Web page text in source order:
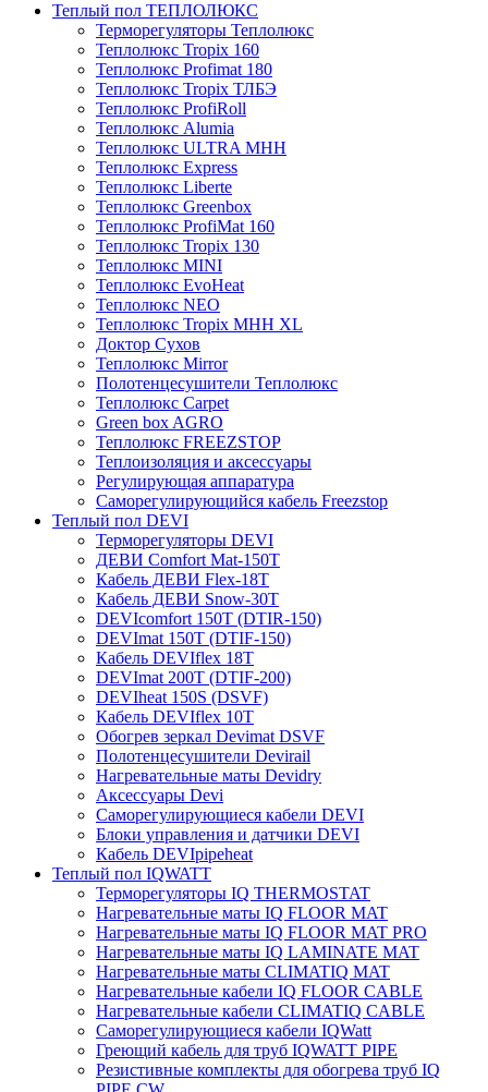
Теплый пол ТЕПЛОЛЮКС
Терморегуляторы Теплолюкс
Теплолюкс Tropix 160
Теплолюкс Profimat 180
Теплолюкс Tropix ТЛБЭ
Теплолюкс ProfiRoll
Теплолюкс Alumia
Теплолюкс ULTRA МНН
Теплолюкс Express
Теплолюкс Liberte
Теплолюкс Greenbox
Теплолюкс ProfiMat 160
Теплолюкс Tropix 130
Теплолюкс MINI
Теплолюкс EvoHeat
Теплолюкс NEO
Теплолюкс Tropix МНН XL
Доктор Сухов
Теплолюкс Mirror
Полотенцесушители Теплолюкс
Теплолюкс Carpet
Green box AGRO
Теплолюкс FREEZSTOP
Теплоизоляция и аксессуары
Регулирующая аппаратура
Cаморегулирующийся кабель Freezstop
Теплый пол DEVI
Терморегуляторы DEVI
ДЕВИ Comfort Mat-150T
Кабель ДЕВИ Flex-18T
Кабель ДЕВИ Snow-30T
DEVIcomfort 150T (DTIR-150)
DEVImat 150T (DTIF-150)
Кабель DEVIflex 18T
DEVImat 200T (DTIF-200)
DEVIheat 150S (DSVF)
Кабель DEVIflex 10T
Обогрев зеркал Devimat DSVF
Полотенцесушители Devirail
Нагревательные маты Devidry
Аксессуары Devi
Саморегулирующиеся кабели DEVI
Блоки управления и датчики DEVI
Кабель DEVIpipeheat
Теплый пол IQWATT
Терморегуляторы IQ THERMOSTAT
Нагревательные маты IQ FLOOR MAT
Нагревательные маты IQ FLOOR MAT PRO
Нагревательные маты IQ LAMINATE MAT
Нагревательные маты CLIMATIQ MAT
Нагревательные кабели IQ FLOOR CABLE
Нагревательные кабели CLIMATIQ CABLE
Саморегулирующиеся кабели IQWatt
Греющий кабель для труб IQWATT PIPE
Резистивные комплекты для обогрева труб IQ